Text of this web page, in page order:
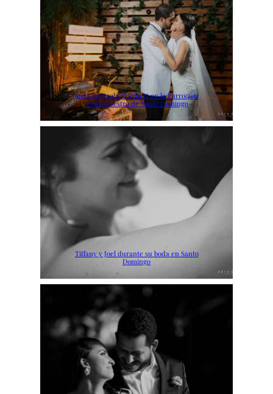
Boda de Paola & Robert en la Parroquia
Jesús Maestro de Santo Domingo
Tiffany y Joel durante su boda en Santo
Domingo